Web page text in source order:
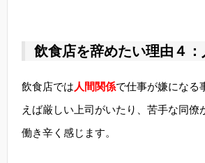
飲食店を辞めたい理由４
飲食店では 人間関係で仕事が嫌になる
えば厳しい上司がいたり、苦手な同僚
働き辛く感じます。